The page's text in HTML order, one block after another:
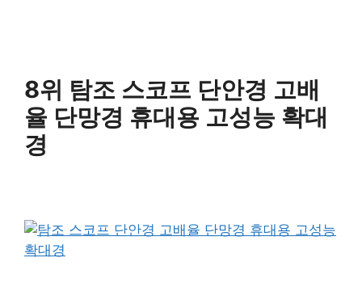
8위 탐조 스코프 단안경 고배
율 단망경 휴대용 고성능 확대
경